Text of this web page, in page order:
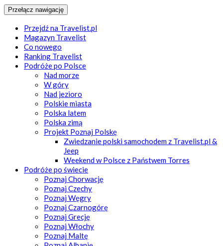
Przełącz nawigację
Przejdź na Travelist.pl
Magazyn Travelist
Co nowego
Ranking Travelist
Podróże po Polsce
Nad morze
W góry
Nad jezioro
Polskie miasta
Polska latem
Polska zimą
Projekt Poznaj Polskę
Zwiedzanie polski samochodem z Travelist.pl &
Jeep
Weekend w Polsce z Państwem Torres
Podróże po świecie
Poznaj Chorwację
Poznaj Czechy
Poznaj Węgry
Poznaj Czarnogórę
Poznaj Grecję
Poznaj Włochy
Poznaj Maltę